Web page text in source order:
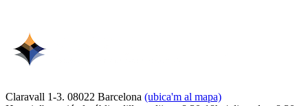
Claravall 1-3. 08022 Barcelona (ubica'm al mapa)